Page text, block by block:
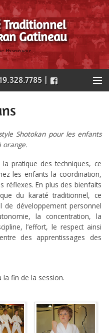
Traditionnel
Gatineau
Persévérance.
|
Shotokan pour les enfants
orange.
pratique des techniques, ce
les enfants la coordination,
réflexes. En plus des bienfaits
du karaté traditionnel, ce
développement personnel
la concentration, la
l’effort, le respect ainsi
des apprentissages des
la fin de la session.